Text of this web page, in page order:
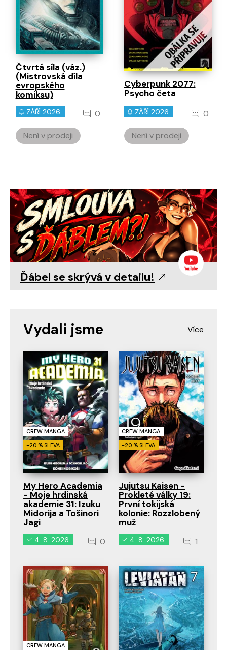
Čtvrtá síla (váz.)
(Mistrovská díla
evropského
komiksu)
ZÁŘÍ 2026 0
Není v prodeji
Cyberpunk 2077:
Psycho četa
ZÁŘÍ 2026 0
Není v prodeji
Ďábel se skrývá v detailu!
Vydali jsme
CREW MANGA
-20 % SLEVA
My Hero Academia
- Moje hrdinská
akademie 31: Izuku
Midorija a Tošinori
Jagi
4. 8. 2026 0
CREW MANGA
-20 % SLEVA
Jujutsu Kaisen -
Prokleté války 19:
První tokijská
kolonie: Rozzlobený
muž
4. 8. 2026 1
CREW MANGA